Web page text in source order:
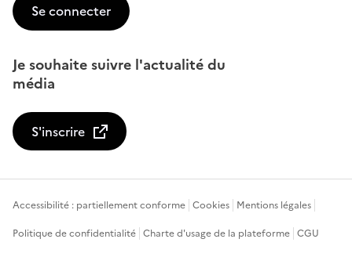
Se connecter
Je souhaite suivre l'actualité du
média
S'inscrire
Accessibilité : partiellement conforme Cookies Mentions légales
Politique de confidentialité Charte d'usage de la plateforme CGU